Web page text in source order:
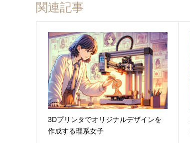
関連記事
3Dプリンタでオリジナルデザインを
作成する理系女子